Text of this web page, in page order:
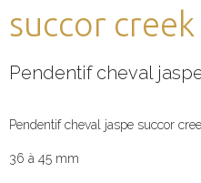
succor creek
Pendentif cheval
Pendentif cheval jaspe succor
36 à 45 mm